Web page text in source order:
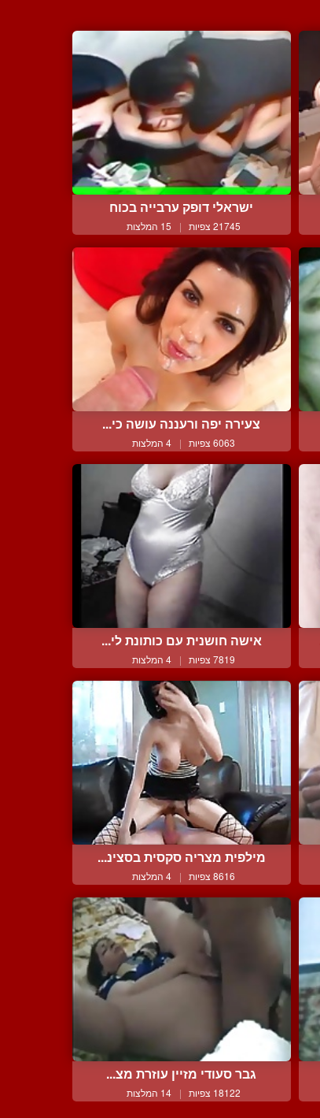
ישראלי דופק ערבייה בכוח
21745 צפיות | 15 המלצות
צעירה יפה ורעננה עושה כי...
6063 צפיות | 4 המלצות
אישה חושנית עם כותונת לי...
7819 צפיות | 4 המלצות
מילפית מצריה סקסית בסצינ...
8616 צפיות | 4 המלצות
גבר סעודי מזיין עוזרת מצ...
18122 צפיות | 14 המלצות